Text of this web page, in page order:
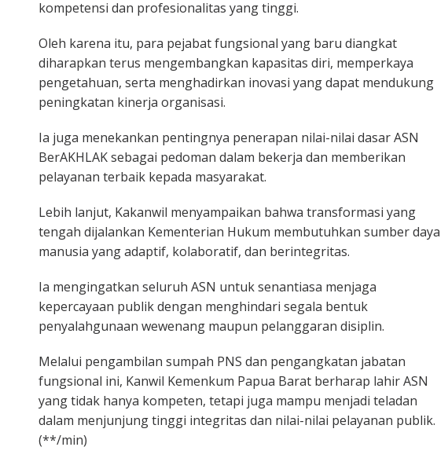
kompetensi dan profesionalitas yang tinggi.
Oleh karena itu, para pejabat fungsional yang baru diangkat
diharapkan terus mengembangkan kapasitas diri, memperkaya
pengetahuan, serta menghadirkan inovasi yang dapat mendukung
peningkatan kinerja organisasi.
Ia juga menekankan pentingnya penerapan nilai-nilai dasar ASN
BerAKHLAK sebagai pedoman dalam bekerja dan memberikan
pelayanan terbaik kepada masyarakat.
Lebih lanjut, Kakanwil menyampaikan bahwa transformasi yang
tengah dijalankan Kementerian Hukum membutuhkan sumber daya
manusia yang adaptif, kolaboratif, dan berintegritas.
Ia mengingatkan seluruh ASN untuk senantiasa menjaga
kepercayaan publik dengan menghindari segala bentuk
penyalahgunaan wewenang maupun pelanggaran disiplin.
Melalui pengambilan sumpah PNS dan pengangkatan jabatan
fungsional ini, Kanwil Kemenkum Papua Barat berharap lahir ASN
yang tidak hanya kompeten, tetapi juga mampu menjadi teladan
dalam menjunjung tinggi integritas dan nilai-nilai pelayanan publik.
(**/min)